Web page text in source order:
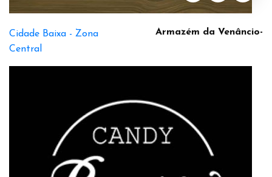
Armazém da Venâncio-
Cidade Baixa - Zona
Central